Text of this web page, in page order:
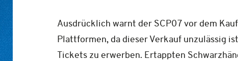
Ausdrücklich warnt der SCP07 vor dem
Plattformen, da dieser Verkauf unzulässig
Tickets zu erwerben. Ertappten